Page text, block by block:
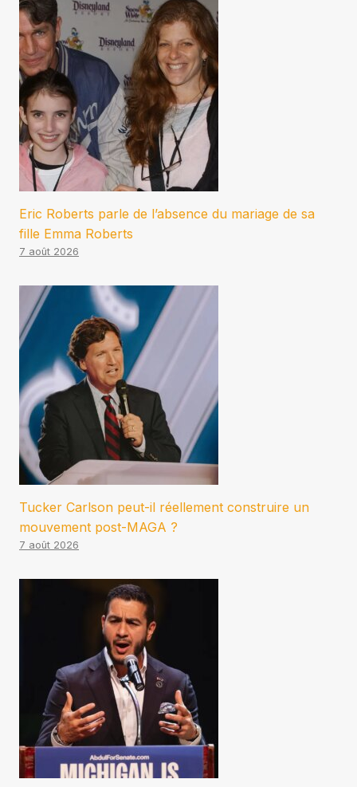
Eric Roberts parle de l’absence du mariage de sa
fille Emma Roberts
7 août 2026
Tucker Carlson peut-il réellement construire un
mouvement post-MAGA ?
7 août 2026